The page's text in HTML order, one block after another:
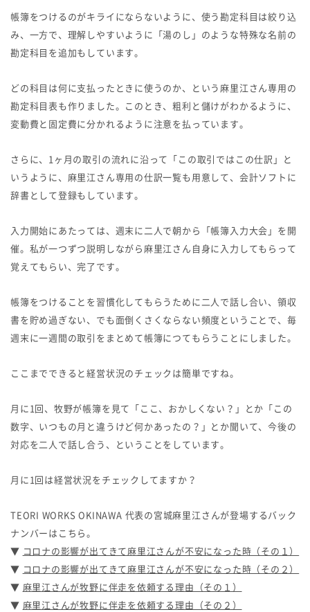
帳簿をつけるのがキライにならないように、使う勘定科目は絞り込
み、一方で、理解しやすいように「湯のし」のような特殊な名前の
勘定科目を追加もしています。
どの科目は何に支払ったときに使うのか、という麻里江さん専用の
勘定科目表も作りました。このとき、粗利と儲けがわかるように、
変動費と固定費に分かれるように注意を払っています。
さらに、1ヶ月の取引の流れに沿って「この取引ではこの仕訳」と
いうように、麻里江さん専用の仕訳一覧も用意して、会計ソフトに
辞書として登録もしています。
入力開始にあたっては、週末に二人で朝から「帳簿入力大会」を開
催。私が一つずつ説明しながら麻里江さん自身に入力してもらって
覚えてもらい、完了です。
帳簿をつけることを習慣化してもらうために二人で話し合い、領収
書を貯め過ぎない、でも面倒くさくならない頻度ということで、毎
週末に一週間の取引をまとめて帳簿につてもらうことにしました。
ここまでできると経営状況のチェックは簡単ですね。
月に1回、牧野が帳簿を見て「ここ、おかしくない？」とか「この
数字、いつもの月と違うけど何かあったの？」とか聞いて、今後の
対応を二人で話し合う、ということをしています。
月に1回は経営状況をチェックしてますか？
TEORI WORKS OKINAWA 代表の宮城麻里江さんが登場するバック
ナンバーはこちら。
▼ コロナの影響が出てきて麻里江さんが不安になった時（その１）
▼ コロナの影響が出てきて麻里江さんが不安になった時（その２）
▼ 麻里江さんが牧野に伴走を依頼する理由（その１）
▼ 麻里江さんが牧野に伴走を依頼する理由（その２）